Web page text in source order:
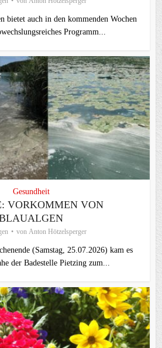
bietet auch in den kommenden Wochen
Programm...
Gesundheit
VORKOMMEN VON
von Anton Hötzelsperger
(Samstag, 25.07.2026) kam es
der Badestelle Pietzing zum...